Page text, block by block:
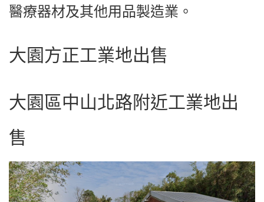
醫療器材及其他用品製造業。
大園方正工業地出售
大園區中山北路附近工業地出
售